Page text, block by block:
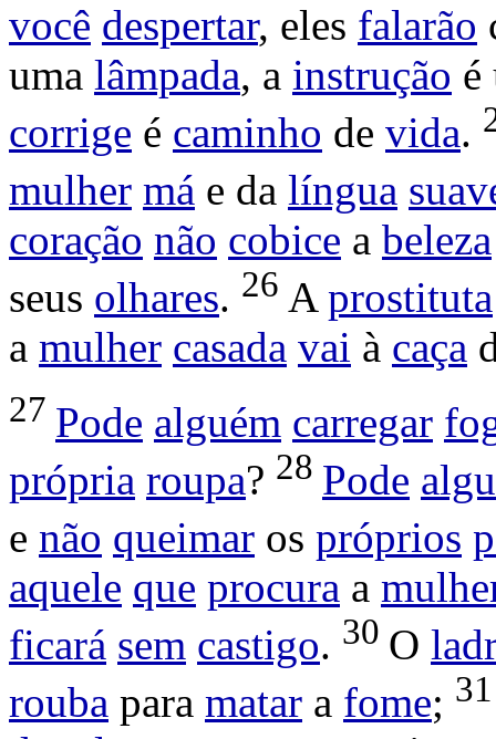
você despertar, eles falarão
uma lâmpada, a instrução é
corrige é caminho de vida.
mulher má e da língua
coração não cobice a beleza
seus olhares. 26 A prostituta
a mulher casada vai à caça
27 Pode alguém carregar
própria roupa? 28 Pode
e não queimar os próprios
aquele que procura a
ficará sem castigo. 30 O
rouba para matar a fome;